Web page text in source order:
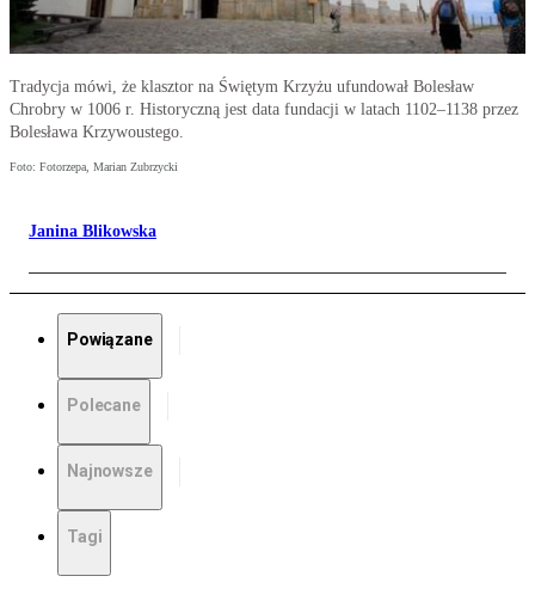
Tradycja mówi, że klasztor na Świętym Krzyżu ufundował Bolesław
Chrobry w 1006 r. Historyczną jest data fundacji w latach 1102–1138 przez
Bolesława Krzywoustego.
Foto: Fotorzepa, Marian Zubrzycki
Janina Blikowska
Powiązane
Polecane
Najnowsze
Tagi